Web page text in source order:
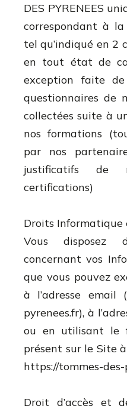
DES PYRENEES
correspondant à
tel qu’indiqué en 2
en tout état de
exception faite
questionnaires de
collectées suite à
nos formations
par nos
justificatifs de
certifications)
Droits Informatique
Vous disposez
concernant vos
que vous pouvez
à l’adresse email (
pyrenees.fr), à
ou en utilisant le
présent sur le Site
https://tommes-
Droit d’accès et